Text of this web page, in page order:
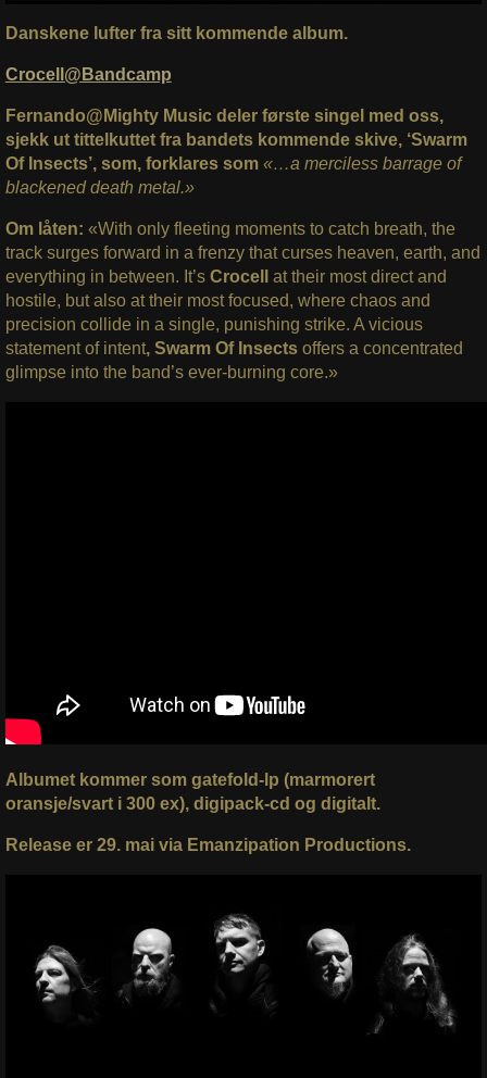
Danskene lufter fra sitt kommende album.
Crocell@Bandcamp
Fernando@Mighty Music deler første singel med oss,
sjekk ut tittelkuttet fra bandets kommende skive, ‘Swarm
Of Insects’, som, forklares som«…a merciless barrage of
blackened death metal.»
Om låten: «With only fleeting moments to catch breath, the
track surges forward in a frenzy that curses heaven, earth, and
everything in between. It’s Crocell at their most direct and
hostile, but also at their most focused, where chaos and
precision collide in a single, punishing strike. A vicious
statement of intent, Swarm Of Insectsoffers a concentrated
glimpse into the band’s ever-burning core.»
Albumet kommer som gatefold-lp (marmorert
oransje/svart i 300 ex), digipack-cd og digitalt.
Release er 29. mai via Emanzipation Productions.